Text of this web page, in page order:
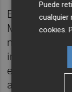
El futuro más
Mosquera, el
movido en
indicar que
este
apretando
Puede
cookies .